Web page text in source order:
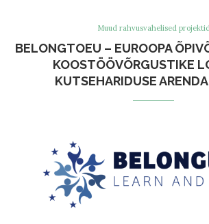
Muud rahvusvahelised
BELONGTOEU – EUROOPA
KOOSTÖÖVÕRGUSTIKE
KUTSEHARIDUSE